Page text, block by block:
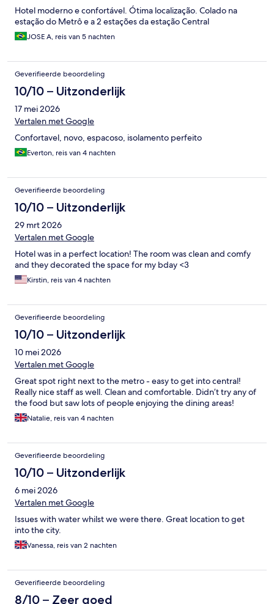
Hotel moderno e confortável. Ótima localização. Colado na
estação do Metrô e a 2 estações da estação Central
JOSE A, reis van 5 nachten
Geverifieerde beoordeling
10/10 – Uitzonderlijk
17 mei 2026
Vertalen met Google
Confortavel, novo, espacoso, isolamento perfeito
Everton, reis van 4 nachten
Geverifieerde beoordeling
10/10 – Uitzonderlijk
29 mrt 2026
Vertalen met Google
Hotel was in a perfect location! The room was clean and comfy
and they decorated the space for my bday <3
Kirstin, reis van 4 nachten
Geverifieerde beoordeling
10/10 – Uitzonderlijk
10 mei 2026
Vertalen met Google
Great spot right next to the metro - easy to get into central!
Really nice staff as well. Clean and comfortable. Didn’t try any of
the food but saw lots of people enjoying the dining areas!
Natalie, reis van 4 nachten
Geverifieerde beoordeling
10/10 – Uitzonderlijk
6 mei 2026
Vertalen met Google
Issues with water whilst we were there. Great location to get
into the city.
Vanessa, reis van 2 nachten
Geverifieerde beoordeling
8/10 – Zeer goed